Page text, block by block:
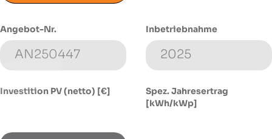
Angebot-Nr.
Investition PV (netto) [€]
Inbetriebnahme
Spez. Jahresertrag
[kWh/kWp]